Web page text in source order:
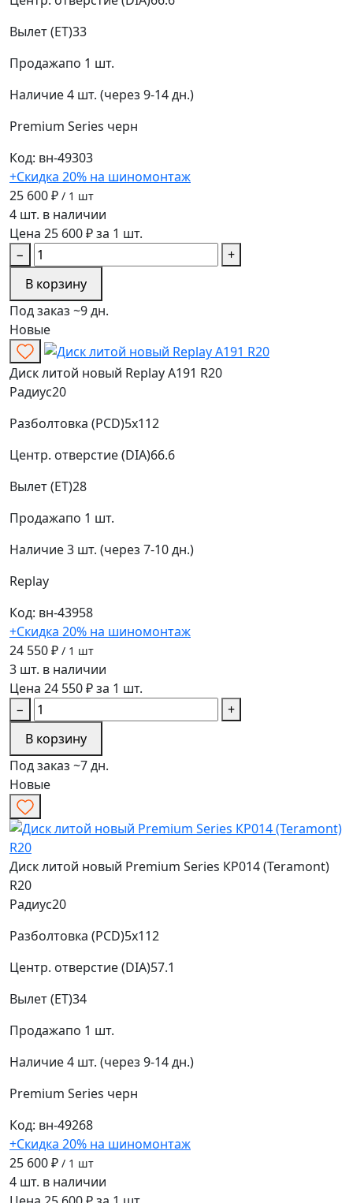
Вылет (ET)33
Продажапо 1 шт.
Наличие4 шт. (через 9-14 дн.)
Premium Series черн
Код: вн-49303
+Скидка 20% на шиномонтаж
25 600 ₽ / 1 шт
4 шт. в наличии
Цена 25 600 ₽ за 1 шт.
−
+
В корзину
Под заказ ~9 дн.
Новые
Диск литой новый Replay A191 R20
Радиус20
Разболтовка (PCD)5x112
Центр. отверстие (DIA)66.6
Вылет (ET)28
Продажапо 1 шт.
Наличие3 шт. (через 7-10 дн.)
Replay
Код: вн-43958
+Скидка 20% на шиномонтаж
24 550 ₽ / 1 шт
3 шт. в наличии
Цена 24 550 ₽ за 1 шт.
−
+
В корзину
Под заказ ~7 дн.
Новые
Диск литой новый Premium Series КР014 (Teramont)
R20
Радиус20
Разболтовка (PCD)5x112
Центр. отверстие (DIA)57.1
Вылет (ET)34
Продажапо 1 шт.
Наличие4 шт. (через 9-14 дн.)
Premium Series черн
Код: вн-49268
+Скидка 20% на шиномонтаж
25 600 ₽ / 1 шт
4 шт. в наличии